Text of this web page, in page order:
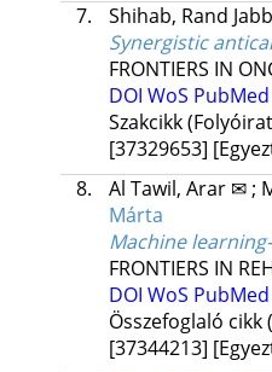
7.
Shihab, Rand
Synergistic
FRONTIERS IN
DOI WoS PubMed
Szakcikk
[37329653]
8.
Al Tawil, Arar ✉ ;
Márta
Machine
FRONTIERS IN
DOI WoS PubMed
Összefoglaló
[37344213]